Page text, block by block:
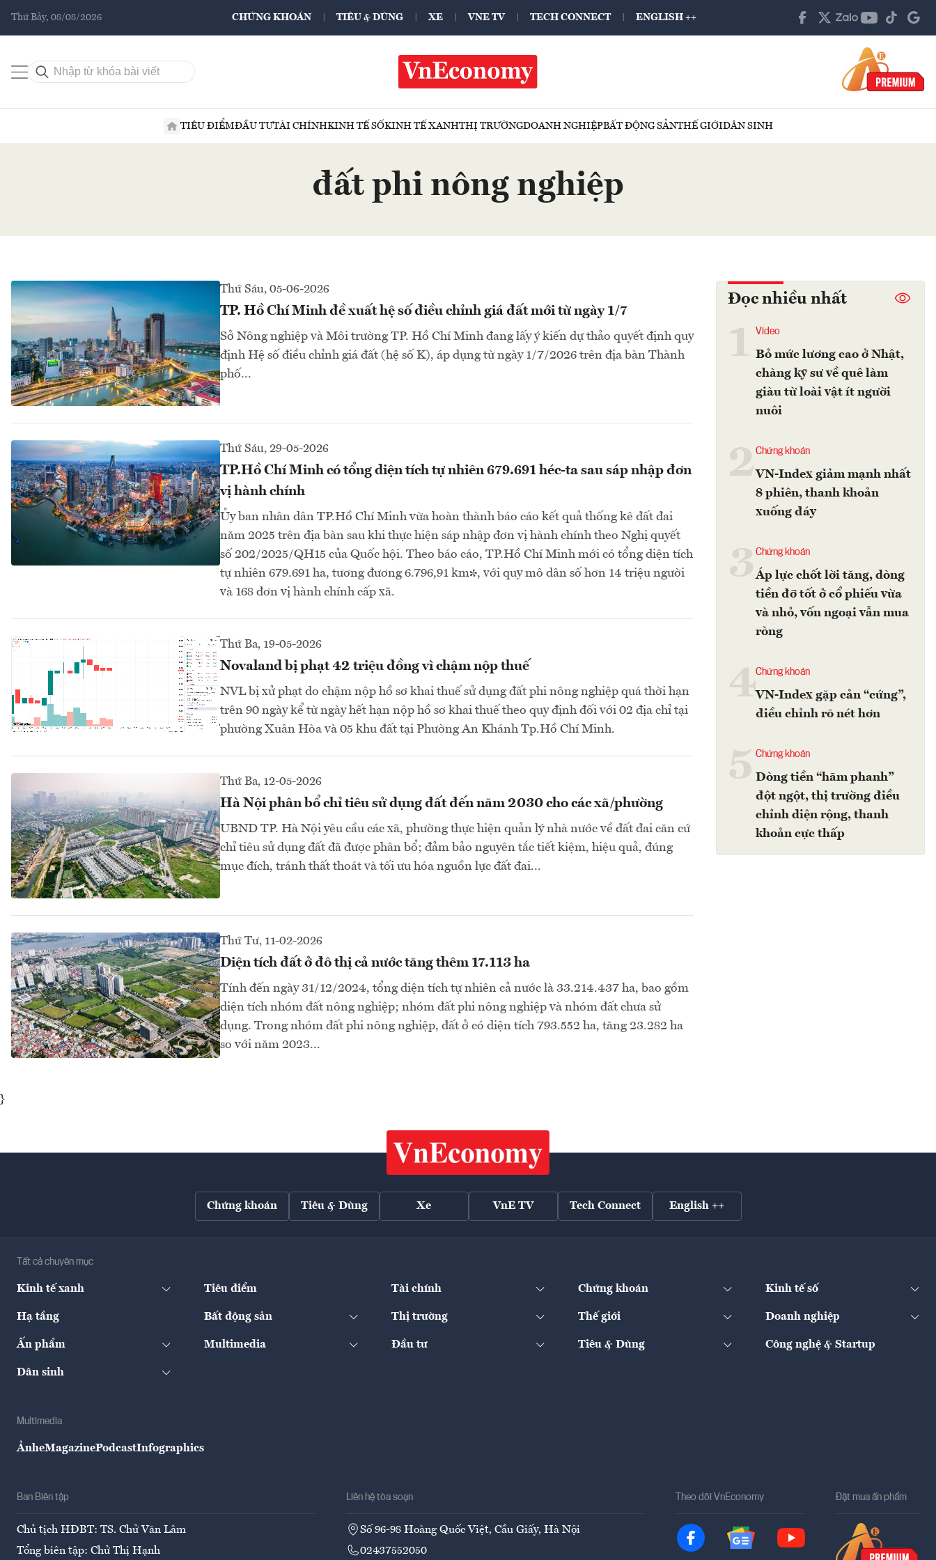
Thứ Bảy, 08/08/2026 CHỨNG KHOÁN TIÊU & DÙNG XE VNE TV TECH CONNECT ENGLISH ++
TIÊU ĐIỂMĐẦU TƯTÀI CHÍNHKINH TẾ SỐKINH TẾ XANHTHỊ TRƯỜNGDOANH NGHIỆPBẤT ĐỘNG SẢNTHẾ GIỚIDÂN SINH
đất phi nông nghiệp
Thứ Sáu, 05-06-2026
TP. Hồ Chí Minh đề xuất hệ số điều chỉnh giá đất mới từ ngày 1/7
Sở Nông nghiệp và Môi trường TP. Hồ Chí Minh đang lấy ý kiến dự thảo quyết định quy
định Hệ số điều chỉnh giá đất (hệ số K), áp dụng từ ngày 1/7/2026 trên địa bàn Thành
phố...
Thứ Sáu, 29-05-2026
TP.Hồ Chí Minh có tổng diện tích tự nhiên 679.691 héc-ta sau sáp nhập đơn
vị hành chính
Ủy ban nhân dân TP.Hồ Chí Minh vừa hoàn thành báo cáo kết quả thống kê đất đai
năm 2025 trên địa bàn sau khi thực hiện sáp nhập đơn vị hành chính theo Nghị quyết
số 202/2025/QH15 của Quốc hội. Theo báo cáo, TP.Hồ Chí Minh mới có tổng diện tích
tự nhiên 679.691 ha, tương đương 6.796,91 km², với quy mô dân số hơn 14 triệu người
và 168 đơn vị hành chính cấp xã.
Thứ Ba, 19-05-2026
Novaland bị phạt 42 triệu đồng vì chậm nộp thuế
NVL bị xử phạt do chậm nộp hồ sơ khai thuế sử dụng đất phi nông nghiệp quá thời hạn
trên 90 ngày kể từ ngày hết hạn nộp hồ sơ khai thuế theo quy định đối với 02 địa chỉ tại
phường Xuân Hòa và 05 khu đất tại Phường An Khánh Tp.Hồ Chí Minh.
Thứ Ba, 12-05-2026
Hà Nội phân bổ chỉ tiêu sử dụng đất đến năm 2030 cho các xã/phường
UBND TP. Hà Nội yêu cầu các xã, phường thực hiện quản lý nhà nước về đất đai căn cứ
chỉ tiêu sử dụng đất đã được phân bổ; đảm bảo nguyên tắc tiết kiệm, hiệu quả, đúng
mục đích, tránh thất thoát và tối ưu hóa nguồn lực đất đai...
Thứ Tư, 11-02-2026
Diện tích đất ở đô thị cả nước tăng thêm 17.113 ha
Tính đến ngày 31/12/2024, tổng diện tích tự nhiên cả nước là 33.214.437 ha, bao gồm
diện tích nhóm đất nông nghiệp; nhóm đất phi nông nghiệp và nhóm đất chưa sử
dụng. Trong nhóm đất phi nông nghiệp, đất ở có diện tích 793.552 ha, tăng 23.282 ha
so với năm 2023...
Đọc nhiều nhất
Video
Bỏ mức lương cao ở Nhật,
chàng kỹ sư về quê làm
giàu từ loài vật ít người
nuôi
2Chứng khoán
VN-Index giảm mạnh nhất
8 phiên, thanh khoản
xuống đáy
Chứng khoán
Áp lực chốt lời tăng, dòng
tiền đỡ tốt ở cổ phiếu vừa
và nhỏ, vốn ngoại vẫn mua
ròng
4Chứng khoán
VN-Index gặp cản “cứng”,
điều chỉnh rõ nét hơn
Chứng khoán
Dòng tiền “hãm phanh”
đột ngột, thị trường điều
chỉnh diện rộng, thanh
khoản cực thấp
}
Chứng khoán Tiêu & Dùng Xe VnE TV Tech Connect English ++
Tất cả chuyên mục
Kinh tế xanh Tiêu điểm Tài chính Chứng khoán Kinh tế số
Hạ tầng Bất động sản Thị trường Thế giới Doanh nghiệp
Ấn phẩm Multimedia Đầu tư Tiêu & Dùng Công nghệ & Startup
Dân sinh
Multimedia
ẢnheMagazinePodcastInfographics
Ban Biên tập
Chủ tịch HĐBT: TS. Chử Văn Lâm
Tổng biên tập: Chử Thị Hạnh
Liên hệ tòa soạn
Số 96-98 Hoàng Quốc Việt, Cầu Giấy, Hà Nội
02437552050
Theo dõi VnEconomy Đặt mua ấn phẩm